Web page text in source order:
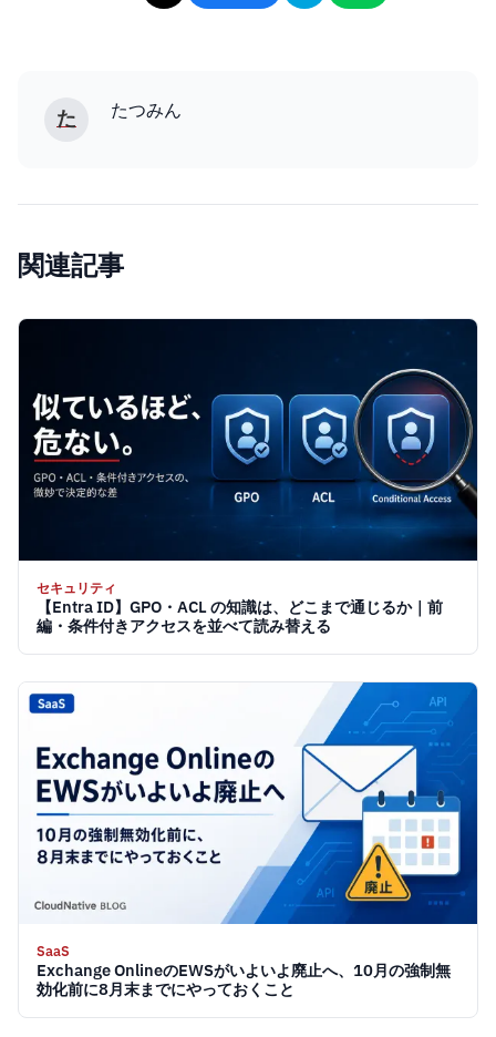
た たつみん
関連記事
セキュリティ
【Entra ID】GPO・ACL の知識は、どこまで通じるか｜前
編・条件付きアクセスを並べて読み替える
SaaS
Exchange OnlineのEWSがいよいよ廃止へ、10月の強制無
効化前に8月末までにやっておくこと